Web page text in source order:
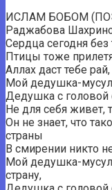
ИСЛАМ БОБОМ
Раджабова
Сердца сегодня без
Птицы тоже
Аллах даст тебе рай,
Мой дедушка-
Дедушка с головой
Не для себя живет,
Он не знает, что
страны
В смирении никто
Мой дедушка-
страну,